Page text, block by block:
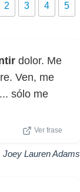
2 3 4 5
dolor. Me
Ven, me
sólo me
Ver frase
Joey Lauren Adams